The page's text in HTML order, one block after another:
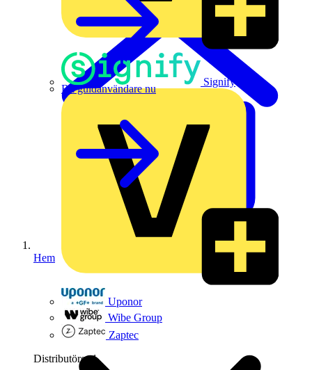
Signify
Uponor
Wibe Group
Zaptec
Distributörer 1
Bli guldanvändare nu
Hem